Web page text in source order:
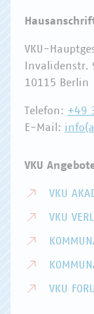
VKU-
Invalidenstr.
10115 Berlin
Telefon: +49
E-Mail:
VKU
VKU
VKU
VKU